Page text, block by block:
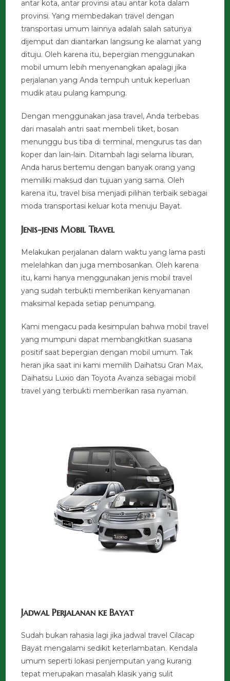
antar kota, antar provinsi atau antar kota dalam
provinsi. Yang membedakan travel dengan
transportasi umum lainnya adalah salah satunya
dijemput dan diantarkan langsung ke alamat yang
dituju. Oleh karena itu, bepergian menggunakan
mobil umum lebih menyenangkan apalagi jika
perjalanan yang Anda tempuh untuk keperluan
mudik atau pulang kampung.
Dengan menggunakan jasa travel, Anda terbebas
dari masalah antri saat membeli tiket, bosan
menunggu bus tiba di terminal, mengurus tas dan
koper dan lain-lain. Ditambah lagi selama liburan,
Anda harus bertemu dengan banyak orang yang
memiliki maksud dan tujuan yang sama. Oleh
karena itu, travel bisa menjadi pilihan terbaik sebagai
moda transportasi keluar kota menuju Bayat.
Jenis-jenis Mobil Travel
Melakukan perjalanan dalam waktu yang lama pasti
melelahkan dan juga membosankan. Oleh karena
itu, kami hanya menggunakan jenis mobil travel
yang sudah terbukti memberikan kenyamanan
maksimal kepada setiap penumpang.
Kami mengacu pada kesimpulan bahwa mobil travel
yang mumpuni dapat membangkitkan suasana
positif saat bepergian dengan mobil umum. Tak
heran jika saat ini kami memilih Daihatsu Gran Max,
Daihatsu Luxio dan Toyota Avanza sebagai mobil
travel yang terbukti memberikan rasa nyaman.
Jadwal Perjalanan ke Bayat
Sudah bukan rahasia lagi jika jadwal travel Cilacap
Bayat mengalami sedikit keterlambatan. Kendala
umum seperti lokasi penjemputan yang kurang
tepat merupakan masalah klasik yang sulit